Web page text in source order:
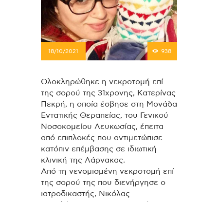
18/10/2021 938
Ολοκληρώθηκε η νεκροτομή επί
της σορού της 31χρονης, Κατερίνας
Πεκρή, η οποία έσβησε στη Μονάδα
Εντατικής Θεραπείας, του Γενικού
Νοσοκομείου Λευκωσίας, έπειτα
από επιπλοκές που αντιμετώπισε
κατόπιν επέμβασης σε ιδιωτική
κλινική της Λάρνακας.
Από τη νενομισμένη νεκροτομή επί
της σορού της που διενήργησε ο
ιατροδικαστής, Νικόλας